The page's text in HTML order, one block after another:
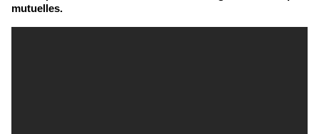
mutuelles.